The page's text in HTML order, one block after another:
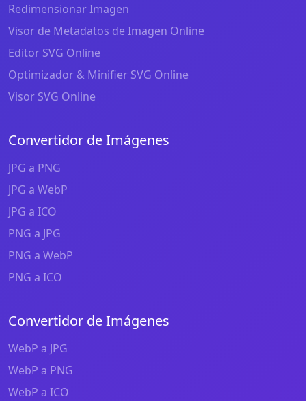
Redimensionar Imagen
Visor de Metadatos de Imagen Online
Editor SVG Online
Optimizador & Minifier SVG Online
Visor SVG Online
Convertidor de Imágenes
JPG a PNG
JPG a WebP
JPG a ICO
PNG a JPG
PNG a WebP
PNG a ICO
Convertidor de Imágenes
WebP a JPG
WebP a PNG
WebP a ICO